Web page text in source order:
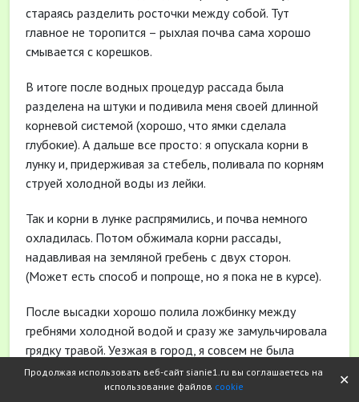
стараясь разделить росточки между собой. Тут
главное не торопится – рыхлая почва сама хорошо
смывается с корешков.
В итоге после водных процедур рассада была
разделена на штуки и подивила меня своей длинной
корневой системой (хорошо, что ямки сделала
глубокие). А дальше все просто: я опускала корни в
лунку и, придерживая за стебель, поливала по корням
струей холодной воды из лейки.
Так и корни в лунке распрямились, и почва немного
охладилась. Потом обжимала корни рассады,
надавливая на земляной гребень с двух сторон.
(Может есть способ и попроще, но я пока не в курсе).
После высадки хорошо полила ложбинку между
гребнями холодной водой и сразу же замульчировала
грядку травой. Уезжая в город, я совсем не была
уверена, что рассада приживется – передержала ее,
да и жара сильная стояла. Но через неделю росточки
✕
Продолжая использовать веб-сайт sianie1.ru вы соглашаетесь на
использование файлов cookie